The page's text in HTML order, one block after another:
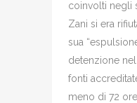
coinvolti negli
Zani si era
sua
detenzione
fonti
meno di 72